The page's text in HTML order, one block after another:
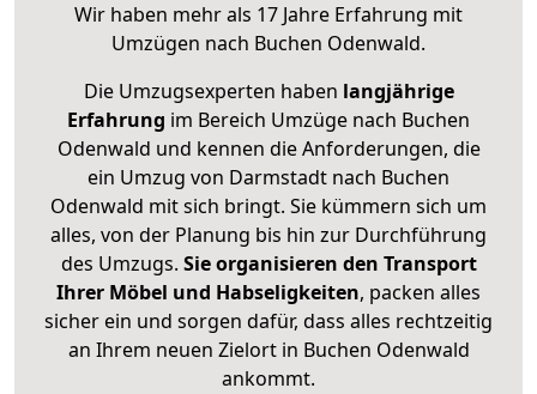
Wir haben mehr als 17 Jahre Erfahrung mit
Umzügen nach Buchen Odenwald.
Die Umzugsexperten haben langjährige
Erfahrung im Bereich Umzüge nach Buchen
Odenwald und kennen die Anforderungen, die
ein Umzug von Darmstadt nach Buchen
Odenwald mit sich bringt. Sie kümmern sich um
alles, von der Planung bis hin zur Durchführung
des Umzugs. Sie organisieren den Transport
Ihrer Möbel und Habseligkeiten, packen alles
sicher ein und sorgen dafür, dass alles rechtzeitig
an Ihrem neuen Zielort in Buchen Odenwald
ankommt.